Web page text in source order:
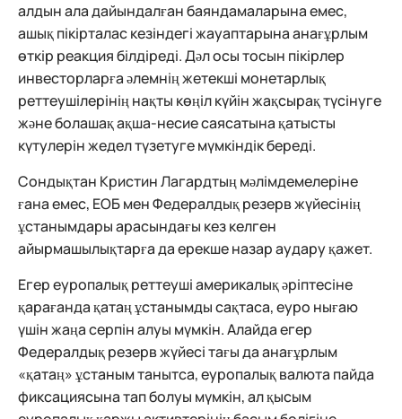
алдын ала дайындалған баяндамаларына емес,
ашық пікірталас кезіндегі жауаптарына анағұрлым
өткір реакция білдіреді. Дәл осы тосын пікірлер
инвесторларға әлемнің жетекші монетарлық
реттеушілерінің нақты көңіл күйін жақсырақ түсінуге
және болашақ ақша-несие саясатына қатысты
күтулерін жедел түзетуге мүмкіндік береді.
Сондықтан Кристин Лагардтың мәлімдемелеріне
ғана емес, ЕОБ мен Федералдық резерв жүйесінің
ұстанымдары арасындағы кез келген
айырмашылықтарға да ерекше назар аудару қажет.
Егер еуропалық реттеуші америкалық әріптесіне
қарағанда қатаң ұстанымды сақтаса, еуро нығаю
үшін жаңа серпін алуы мүмкін. Алайда егер
Федералдық резерв жүйесі тағы да анағұрлым
«қатаң» ұстаным танытса, еуропалық валюта пайда
фиксациясына тап болуы мүмкін, ал қысым